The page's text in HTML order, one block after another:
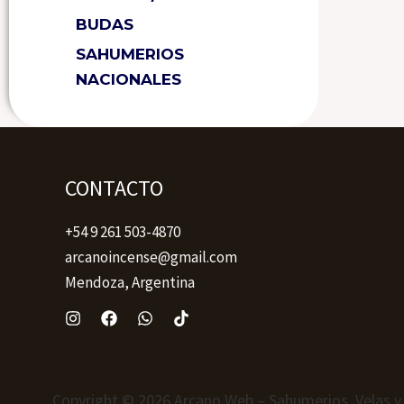
BUDAS
SAHUMERIOS
NACIONALES
CONTACTO
+54 9 261 503-4870
arcanoincense@gmail.com
Mendoza, Argentina